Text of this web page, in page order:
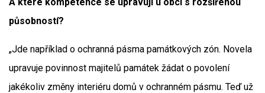
působností?
„Jde například o ochranná pásma památkových zón. Novela
upravuje povinnost majitelů památek žádat o povolení
jakékoliv změny interiéru domů v ochranném pásmu. Teď už